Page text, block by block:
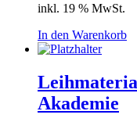
inkl. 19 % MwSt.
In den Warenkorb
Akademie